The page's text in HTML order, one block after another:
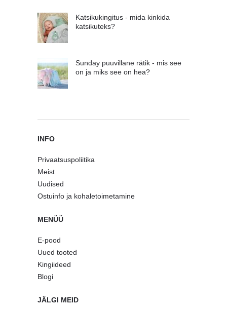
Katsikukingitus - mida kinkida
katsikuteks?
Sunday puuvillane rätik - mis see
on ja miks see on hea?
INFO
Privaatsuspoliitika
Meist
Uudised
Ostuinfo ja kohaletoimetamine
MENÜÜ
E-pood
Uued tooted
Kingiideed
Blogi
JÄLGI MEID